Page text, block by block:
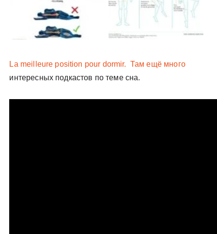
La meilleure position pour dormir. Там ещё много
интересных подкастов по теме сна.